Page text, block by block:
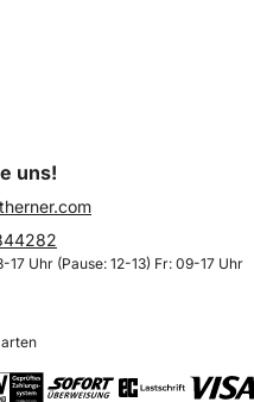
uns!
17 Uhr (Pause: 12-13) Fr: 09-17 Uhr